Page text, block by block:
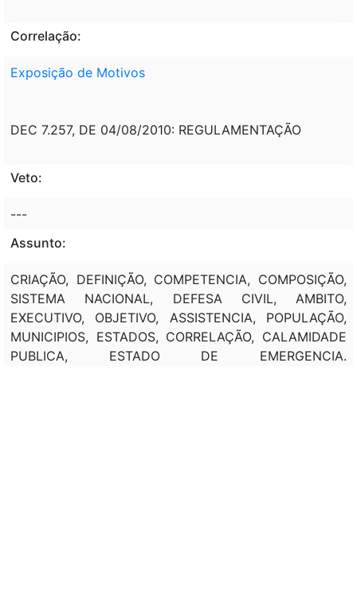
Correlação:
Exposição de Motivos
DEC 7.257, DE 04/08/2010: REGULAMENTAÇÃO
Veto:
---
Assunto:
CRIAÇÃO, DEFINIÇÃO, COMPETENCIA, COMPOSIÇÃO,
SISTEMA NACIONAL, DEFESA CIVIL, AMBITO,
EXECUTIVO, OBJETIVO, ASSISTENCIA, POPULAÇÃO,
MUNICIPIOS, ESTADOS, CORRELAÇÃO, CALAMIDADE
PUBLICA, ESTADO DE EMERGENCIA.